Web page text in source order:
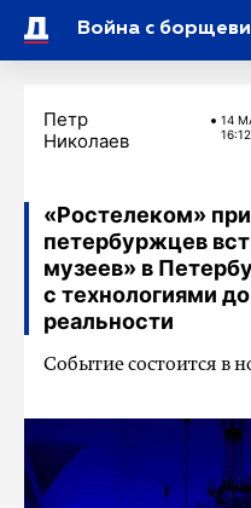
Петр
Николаев
14
16:12
«Ростелеком»
петербуржцев
музеев» в
с технологиями
реальности
Cобытие состоится в